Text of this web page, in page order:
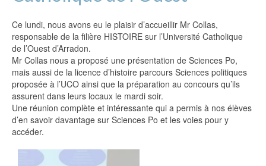
Ce lundi, nous avons eu le plaisir d’accueillir Mr Collas,
responsable de la filière HISTOIRE sur l’Université Catholique
de l’Ouest d’Arradon.
Mr Collas nous a proposé une présentation de Sciences Po,
mais aussi de la licence d’histoire parcours Sciences politiques
proposée à l’UCO ainsi que la préparation au concours qu’ils
assurent dans leurs locaux le mardi soir.
Une réunion complète et intéressante qui a permis à nos élèves
d’en savoir davantage sur Sciences Po et les voies pour y
accéder.